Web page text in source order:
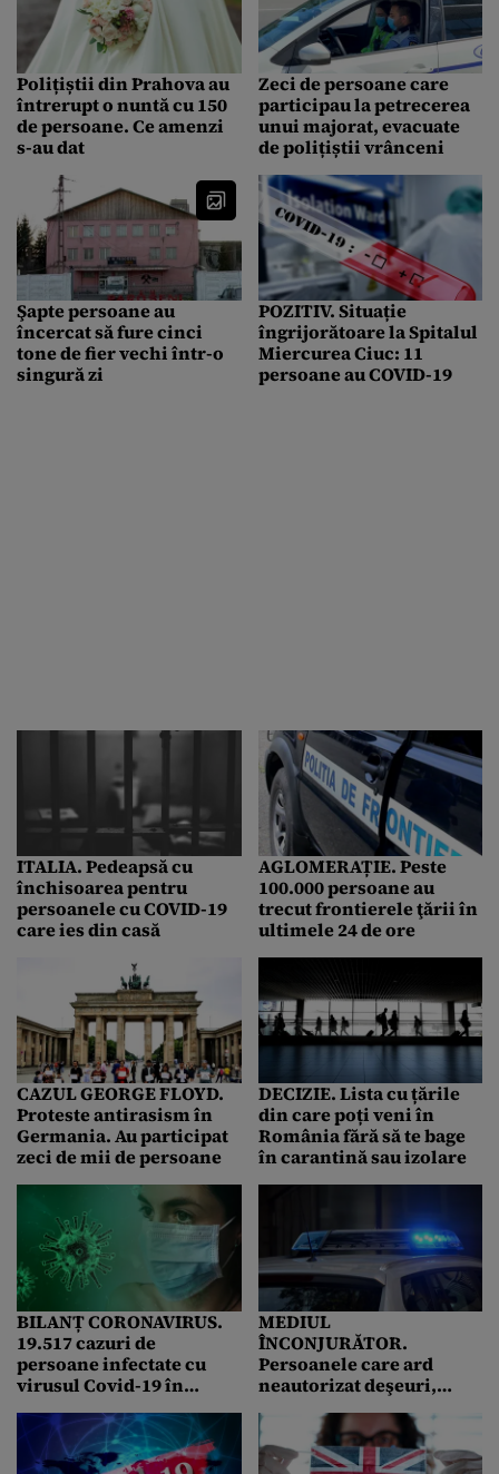
Polițiștii din Prahova au
întrerupt o nuntă cu 150
de persoane. Ce amenzi
s-au dat
Zeci de persoane care
participau la petrecerea
unui majorat, evacuate
de polițiștii vrânceni
Şapte persoane au
încercat să fure cinci
tone de fier vechi într-o
singură zi
POZITIV. Situație
îngrijorătoare la Spitalul
Miercurea Ciuc: 11
persoane au COVID-19
ITALIA. Pedeapsă cu
închisoarea pentru
persoanele cu COVID-19
care ies din casă
AGLOMERAȚIE. Peste
100.000 persoane au
trecut frontierele ţării în
ultimele 24 de ore
CAZUL GEORGE FLOYD.
Proteste antirasism în
Germania. Au participat
zeci de mii de persoane
DECIZIE. Lista cu țările
din care poți veni în
România fără să te bage
în carantină sau izolare
BILANȚ CORONAVIRUS.
19.517 cazuri de
persoane infectate cu
virusul Covid-19 în
declarate vindecate
MEDIUL
ÎNCONJURĂTOR.
Persoanele care ard
neautorizat deşeuri,
ordine la Vidra